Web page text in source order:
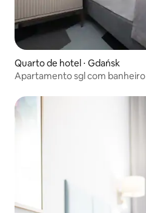
Quarto de hotel ⋅ Gdańsk
Apartamento sgl com banheiro